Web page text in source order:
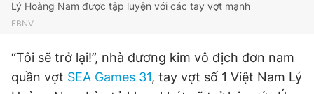
Lý Hoàng Nam được tập luyện với các tay vợt mạnh
FBNV
“Tôi sẽ trở lại!”, nhà đương kim vô địch đơn nam
quần vợt SEA Games 31, tay vợt số 1 Việt Nam Lý